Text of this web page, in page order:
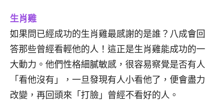
生肖雞
如果問已經成功的生肖雞最感謝的是誰？八成會回
答那些曾經看輕他的人！這正是生肖雞能成功的一
大動力。他們性格細膩敏感，很容易察覺是否有人
「看他沒有」，一旦發現有人小看他了，便會盡力
改變，再回頭來「打臉」曾經不看好的人。